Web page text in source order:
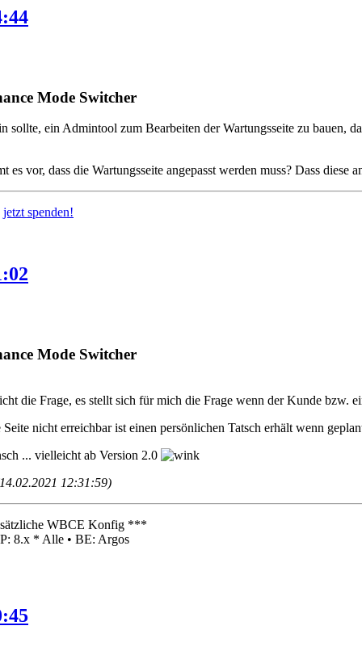
Mode Switcher
sollte, ein Admintool zum Bearbeiten der Wartungsseite zu bauen,
vor, dass die Wartungsseite angepasst werden muss? Dass
jetzt spenden!
Mode Switcher
die Frage, es stellt sich für mich die Frage wenn der Kunde bzw.
nicht erreichbar ist einen persönlichen Tatsch erhält wenn
... vielleicht ab Version 2.0
12:31:59)
WBCE Konfig ***
8.x * Alle • BE: Argos